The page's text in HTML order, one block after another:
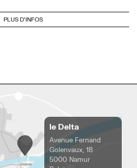
PLUS D'INFOS
le Delta
Avenue Fernand
Golenvaux, 18
5000 Namur